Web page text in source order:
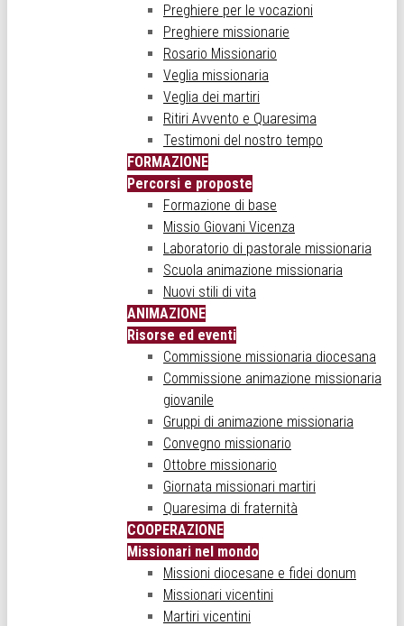
Preghiere per le vocazioni
Preghiere missionarie
Rosario Missionario
Veglia missionaria
Veglia dei martiri
Ritiri Avvento e Quaresima
Testimoni del nostro tempo
FORMAZIONE
Percorsi e proposte
Formazione di base
Missio Giovani Vicenza
Laboratorio di pastorale missionaria
Scuola animazione missionaria
Nuovi stili di vita
ANIMAZIONE
Risorse ed eventi
Commissione missionaria diocesana
Commissione animazione missionaria
giovanile
Gruppi di animazione missionaria
Convegno missionario
Ottobre missionario
Giornata missionari martiri
Quaresima di fraternità
COOPERAZIONE
Missionari nel mondo
Missioni diocesane e fidei donum
Missionari vicentini
Martiri vicentini